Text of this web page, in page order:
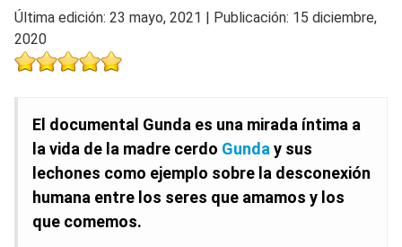
Última edición: 23 mayo, 2021 | Publicación: 15 diciembre,
2020
El documental Gunda es una mirada íntima a
la vida de la madre cerdo Gunda y sus
lechones como ejemplo sobre la desconexión
humana entre los seres que amamos y los
que comemos.